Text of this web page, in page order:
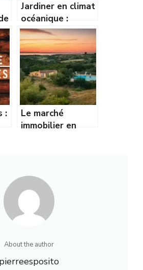
Jardiner en climat
océanique :
plantes idéales
pour pluie et vent
:
Le marché
immobilier en
secondaire au
calme
About the author
pierreesposito